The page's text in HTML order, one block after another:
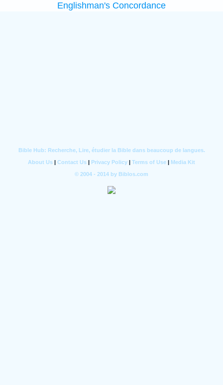
Englishman's Concordance